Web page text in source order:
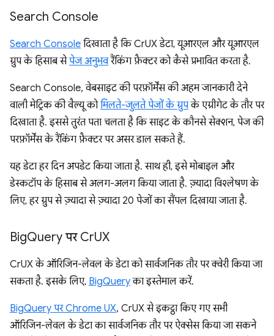
Search Console
Search Console दिखाता है कि CrUX डेटा, यूआरएल और यूआरएल
ग्रुप के हिसाब सेपेज अनुभवरैंकिंग फ़ैक्टर को कैसे प्रभावित करता है.
Search Console, वेबसाइट की परफ़ॉर्मेंस की अहम जानकारी देने
वाली मेट्रिक की वैल्यू कोमिलते-जुलते पेजों के ग्रुपके एग्रीगेट के तौर पर
दिखाता है. इससे तुरंत पता चलता है कि साइट के कौनसे सेक्शन, पेज की
परफ़ॉर्मेंस के रैंकिंग फ़ैक्टर पर असर डाल सकते हैं.
यह डेटा हर दिन अपडेट किया जाता है. साथ ही, इसे मोबाइल और
डेस्कटॉप के हिसाब से अलग-अलग किया जाता है. ज़्यादा विश्लेषण के
लिए, हर ग्रुप से ज़्यादा से ज़्यादा 20 पेजों का सैंपल दिखाया जाता है.
BigQuery पर CrUX
CrUX के ऑरिजिन-लेवल के डेटा को सार्वजनिक तौर पर क्वेरी किया जा
सकता है. इसके लिए, BigQueryका इस्तेमाल करें.
BigQuery पर Chrome UX, CrUX से इकट्ठा किए गए सभी
ऑरिजिन-लेवल के डेटा का सार्वजनिक तौर पर ऐक्सेस किया जा सकने